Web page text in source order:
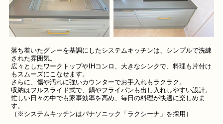
落ち着いたグレーを基調にしたシステムキッチンは、シンプルで洗練
された雰囲気。
広々としたワークトップやIHコンロ、大きなシンクで、料理も片付け
もスムーズにこなせます。
さらに、傷や汚れに強いカウンターでお手入れもラクラク。
収納はフルスライド式で、鍋やフライパンも出し入れしやすい設計。
忙しい日々の中でも家事効率を高め、毎日の料理が快適に楽しめま
す。
（※システムキッチンはパナソニック「ラクシーナ」を採用）